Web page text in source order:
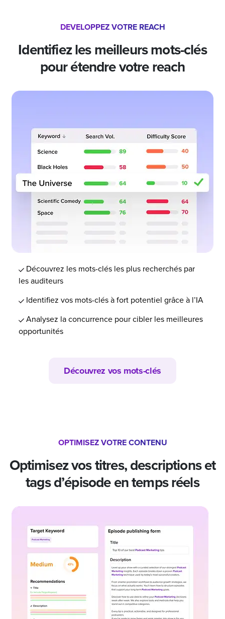
DEVELOPPEZ VOTRE REACH
Identifiez les meilleurs mots-clés
pour étendre votre reach
Découvrez les mots-clés les plus recherchés par
les auditeurs
Identifiez vos mots-clés à fort potentiel grâce à l’IA
Analysez la concurrence pour cibler les meilleures
opportunités
Découvrez vos mots-clés
OPTIMISEZ VOTRE CONTENU
Optimisez vos titres, descriptions et
tags d’épisode en temps réels